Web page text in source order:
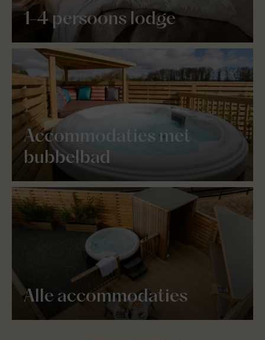
1-4 persoons lodge
Accommodaties met
bubbelbad
Alle accommodaties